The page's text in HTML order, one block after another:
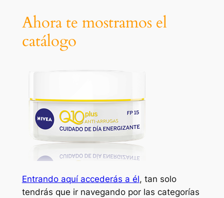
Ahora te mostramos el
catálogo
Entrando aquí accederás a él, tan solo
tendrás que ir navegando por las categorías